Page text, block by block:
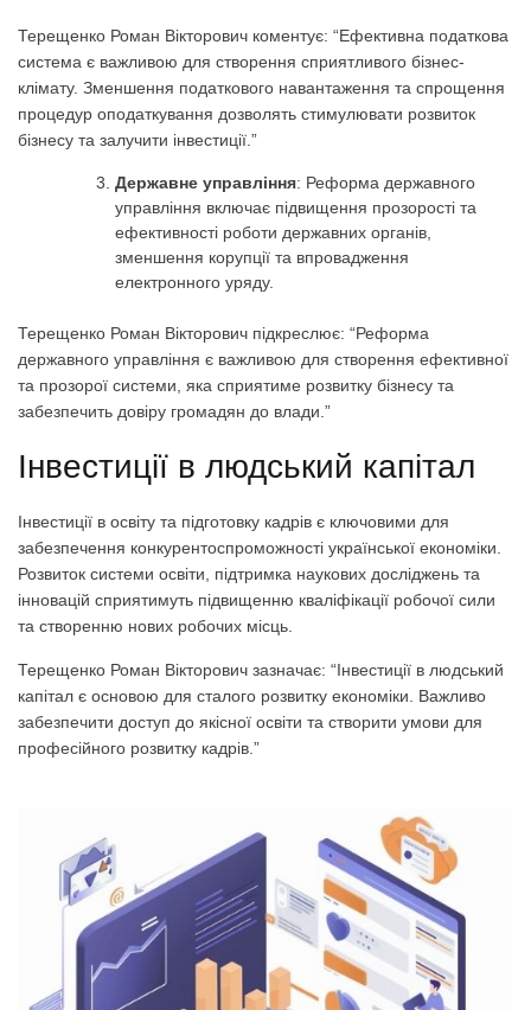
Терещенко Роман Вікторович коментує: “Ефективна податкова
система є важливою для створення сприятливого бізнес-
клімату. Зменшення податкового навантаження та спрощення
процедур оподаткування дозволять стимулювати розвиток
бізнесу та залучити інвестиції.”
Державне управління: Реформа державного
управління включає підвищення прозорості та
ефективності роботи державних органів,
зменшення корупції та впровадження
електронного уряду.
Терещенко Роман Вікторович підкреслює: “Реформа
державного управління є важливою для створення ефективної
та прозорої системи, яка сприятиме розвитку бізнесу та
забезпечить довіру громадян до влади.”
Інвестиції в людський капітал
Інвестиції в освіту та підготовку кадрів є ключовими для
забезпечення конкурентоспроможності української економіки.
Розвиток системи освіти, підтримка наукових досліджень та
інновацій сприятимуть підвищенню кваліфікації робочої сили
та створенню нових робочих місць.
Терещенко Роман Вікторович зазначає: “Інвестиції в людський
капітал є основою для сталого розвитку економіки. Важливо
забезпечити доступ до якісної освіти та створити умови для
професійного розвитку кадрів.”